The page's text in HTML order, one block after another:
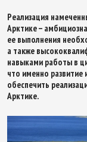
Реализация
Арктике –
ее выполнения
а также
навыками работы в
что именно
обеспечить
Арктике.